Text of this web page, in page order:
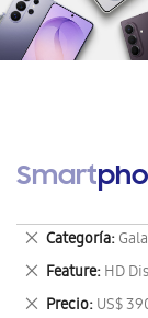
Categoría
Eliminar
este
artículo
Feature HD
Eliminar
este
Precio US$
Eliminar